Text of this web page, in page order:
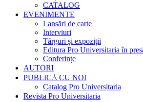
CATALOG
EVENIMENTE
Lansări de carte
Interviuri
Târguri și expoziții
Editura Pro Universitaria în
Conferințe
AUTORI
PUBLICĂ CU NOI
Catalog Pro Universitaria
Revista Pro Universitaria